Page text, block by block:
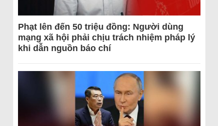
Phạt lên đến 50 triệu đồng: Người dùng
mạng xã hội phải chịu trách nhiệm pháp lý
khi dẫn nguồn báo chí